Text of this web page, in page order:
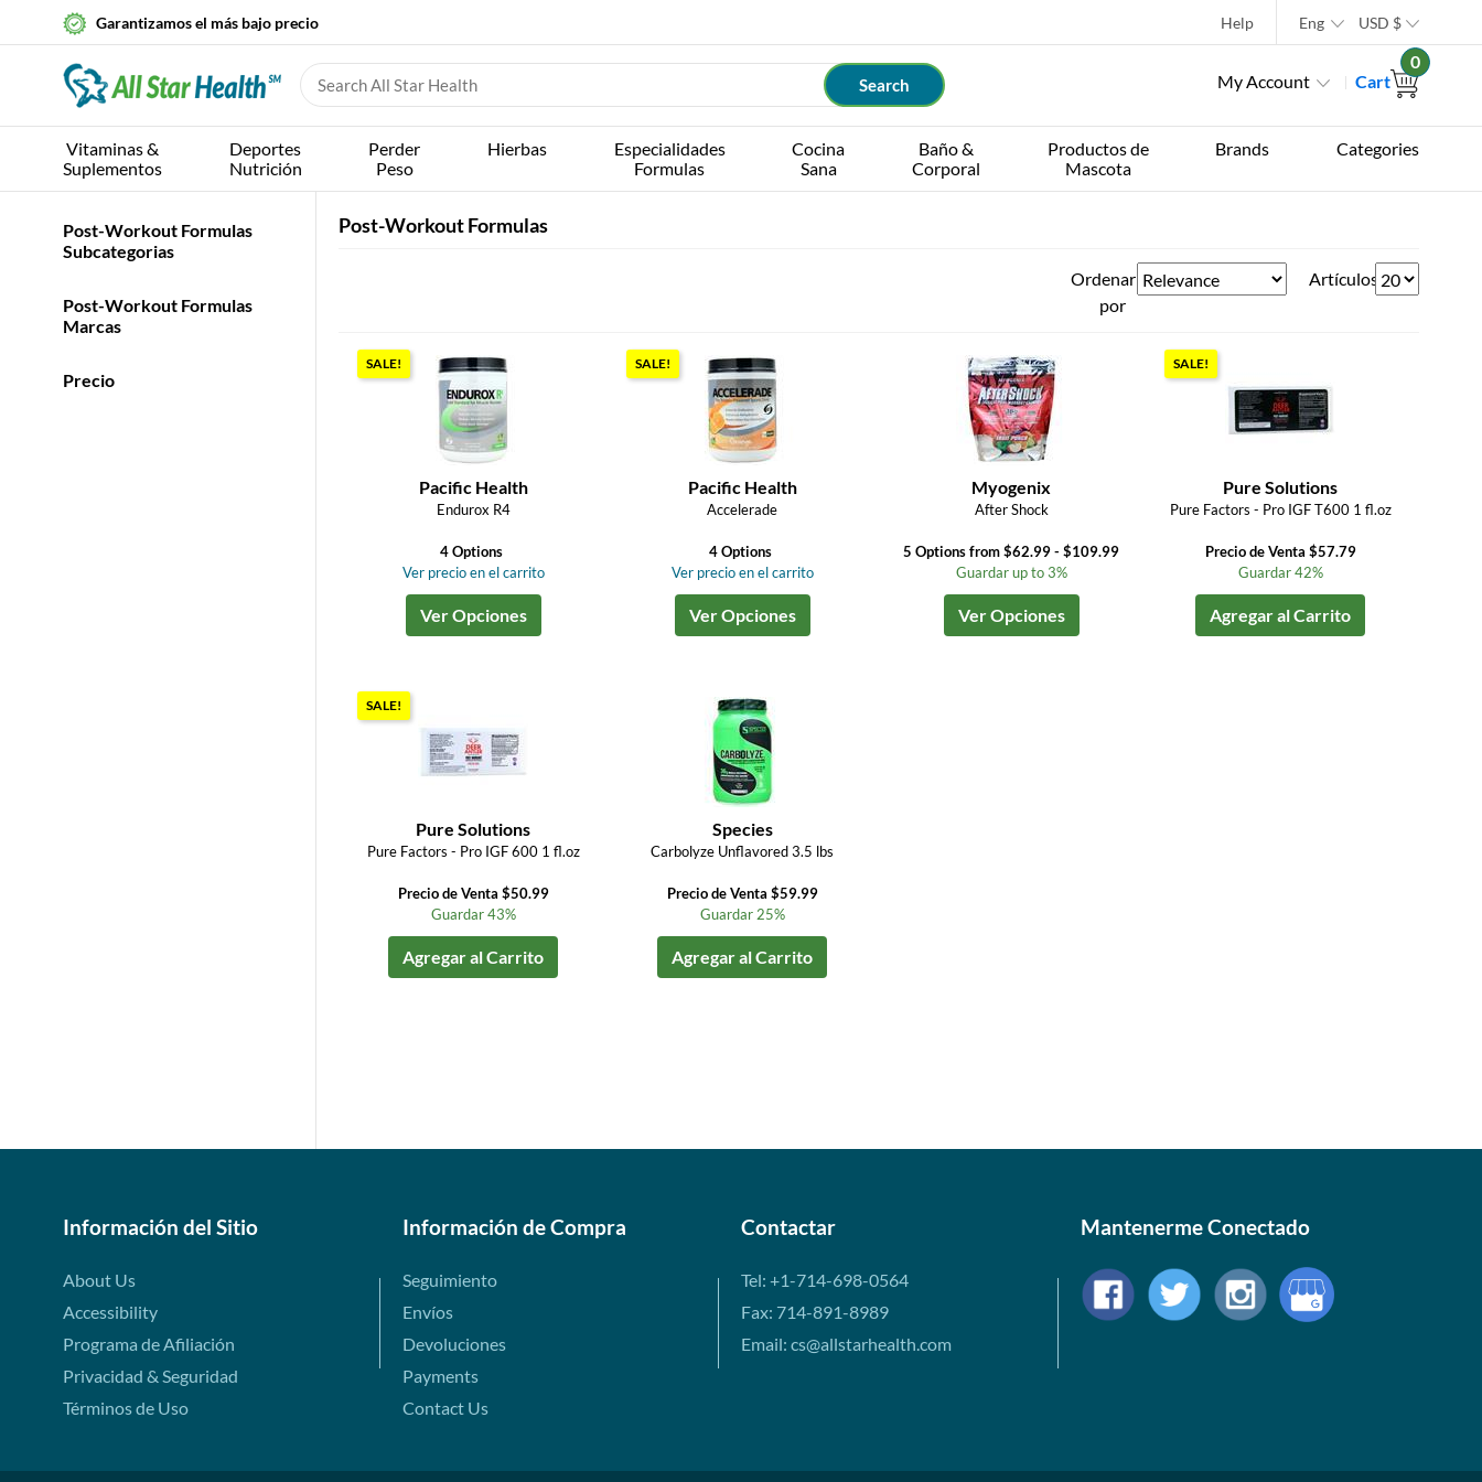
Garantizamos el más bajo precio Help Eng USD $
My Account Cart
0
Vitaminas &
Suplementos
Deportes
Nutrición
Perder
Peso
Hierbas
Especialidades
Formulas
Cocina
Sana
Baño &
Corporal
Productos de
Mascota
Brands Categories
Post-Workout Formulas
Subcategorias
Post-Workout Formulas
Marcas
Precio
Post-Workout Formulas
Ordenar
por
Artículos
SALE!
Pacific Health
Endurox R4
4 Options
Ver precio en el carrito
Ver Opciones
SALE!
Pacific Health
Accelerade
4 Options
Ver precio en el carrito
Ver Opciones
Myogenix
After Shock
5 Options from $62.99 - $109.99
Guardar up to 3%
Ver Opciones
SALE!
Pure Solutions
Pure Factors - Pro IGF T600 1 fl.oz
Precio de Venta $57.79
Guardar 42%
Agregar al Carrito
SALE!
Pure Solutions
Pure Factors - Pro IGF 600 1 fl.oz
Precio de Venta $50.99
Guardar 43%
Agregar al Carrito
Species
Carbolyze Unflavored 3.5 lbs
Precio de Venta $59.99
Guardar 25%
Agregar al Carrito
Información del Sitio
About Us
Accessibility
Programa de Afiliación
Privacidad & Seguridad
Términos de Uso
Información de Compra
Seguimiento
Envíos
Devoluciones
Payments
Contact Us
Contactar
Tel: +1-714-698-0564
Fax: 714-891-8989
Email: cs@allstarhealth.com
Mantenerme Conectado